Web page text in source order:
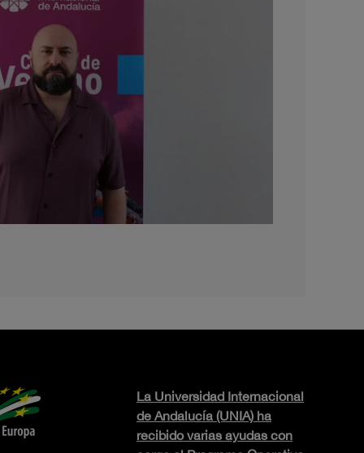
La Universidad Internacional
de Andalucía (UNIA) ha
recibido varias ayudas con